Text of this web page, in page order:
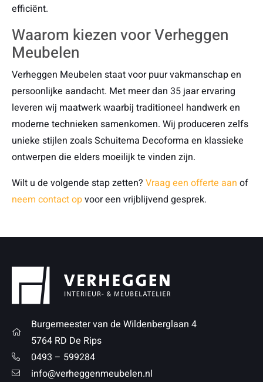
efficiënt.
Waarom kiezen voor Verheggen
Meubelen
Verheggen Meubelen staat voor puur vakmanschap en
persoonlijke aandacht. Met meer dan 35 jaar ervaring
leveren wij maatwerk waarbij traditioneel handwerk en
moderne technieken samenkomen. Wij produceren zelfs
unieke stijlen zoals Schuitema Decoforma en klassieke
ontwerpen die elders moeilijk te vinden zijn.
Wilt u de volgende stap zetten? Vraag een offerte aan of
neem contact opvoor een vrijblijvend gesprek.
Burgemeester van de Wildenberglaan 4
5764 RD De Rips
0493 – 599284
info@verheggenmeubelen.nl